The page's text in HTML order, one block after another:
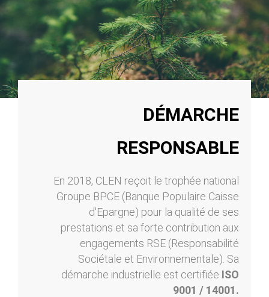
DÉMARCHE
RESPONSABLE
En 2018, CLEN reçoit le trophée national
Groupe BPCE (Banque Populaire Caisse
d'Epargne) pour la qualité de ses
prestations et sa forte contribution aux
engagements RSE (Responsabilité
Sociétale et Environnementale). Sa
démarche industrielle est certifiée ISO
9001 / 14001.